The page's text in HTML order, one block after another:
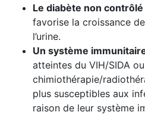
Le diabète non contrôlé
favorise la croissance
l’urine.
Un système
atteintes du VIH/SIDA
chimiothérapie/
plus susceptibles aux
raison de leur système